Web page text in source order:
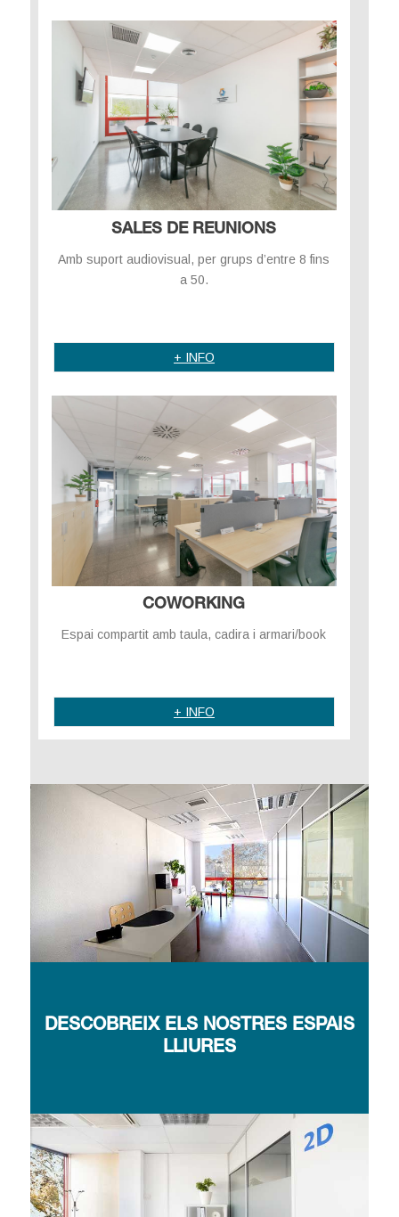
SALES DE REUNIONS
Amb suport audiovisual, per grups d’entre 8 fins
a 50.
+ INFO
COWORKING
Espai compartit amb taula, cadira i armari/book
+ INFO
DESCOBREIX ELS NOSTRES ESPAIS
LLIURES